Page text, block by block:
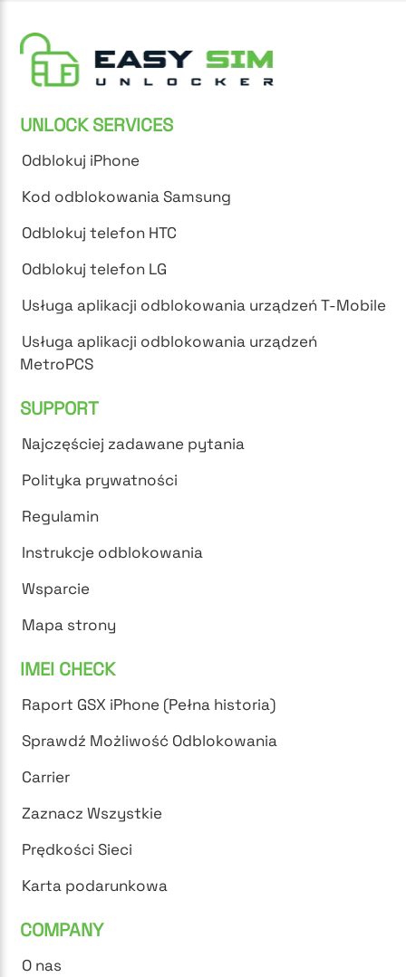
UNLOCK SERVICES
Odblokuj iPhone
Kod odblokowania Samsung
Odblokuj telefon HTC
Odblokuj telefon LG
Usługa aplikacji odblokowania urządzeń T-Mobile
Usługa aplikacji odblokowania urządzeń
MetroPCS
SUPPORT
Najczęściej zadawane pytania
Polityka prywatności
Regulamin
Instrukcje odblokowania
Wsparcie
Mapa strony
IMEI CHECK
Raport GSX iPhone (Pełna historia)
Sprawdź Możliwość Odblokowania
Carrier
Zaznacz Wszystkie
Prędkości Sieci
Karta podarunkowa
COMPANY
O nas